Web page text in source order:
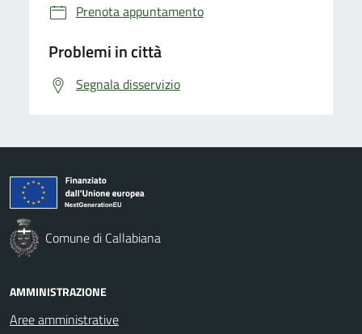
Prenota appuntamento
Problemi in città
Segnala disservizio
Comune di Callabiana
AMMINISTRAZIONE
Aree amministrative